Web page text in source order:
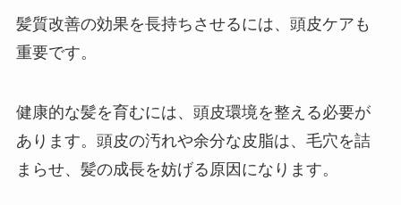
髪質改善の効果を長持ちさせるには、頭皮ケアも
重要です。
健康的な髪を育むには、頭皮環境を整える必要が
あります。頭皮の汚れや余分な皮脂は、毛穴を詰
まらせ、髪の成長を妨げる原因になります。